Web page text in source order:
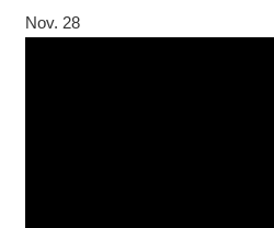
Nov. 28